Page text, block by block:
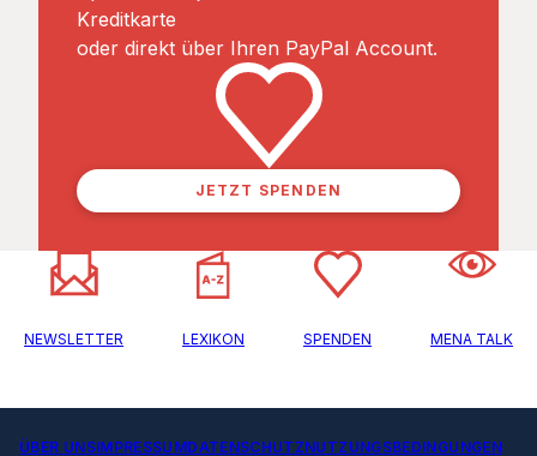
Kreditkarte
oder direkt über Ihren PayPal Account.
JETZT SPENDEN
NEWSLETTER LEXIKON SPENDEN MENA TALK
ÜBER UNSIMPRESSUMDATENSCHUTZNUTZUNGSBEDINGUNGEN